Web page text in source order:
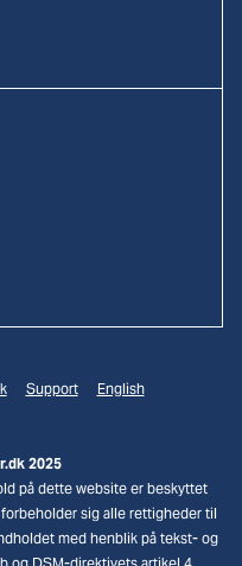
Support English
2025
på dette website er beskyttet
sig alle rettigheder til
med henblik på tekst- og